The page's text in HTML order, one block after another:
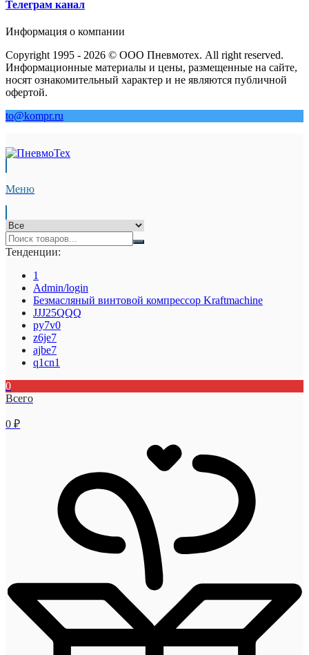
Телеграм канал
Информация о компании
Copyright 1995 - 2026 © ООО Пневмотех. All right reserved.
Информационные материалы и цены, размещенные на сайте,
носят ознакомительный характер и не являются публичной
офертой.
to@kompr.ru
Меню
Тенденции:
1
Admin/login
Безмасляный винтовой компрессор Kraftmaсhine
JJJ25QQQ
py7v0
z6je7
ajbe7
q1cn1
0
Всего
0 ₽